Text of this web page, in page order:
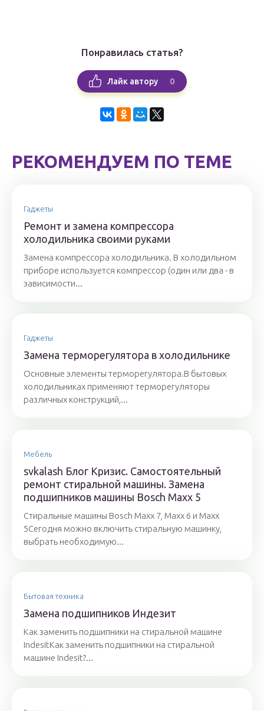
Понравилась статья?
Лайк автору 0
РЕКОМЕНДУЕМ ПО ТЕМЕ
Гаджеты
Ремонт и замена компрессора
холодильника своими руками
Замена компрессора холодильника. В холодильном
приборе используется компрессор (один или два - в
зависимости...
Гаджеты
Замена терморегулятора в холодильнике
Основные элементы терморегулятора.В бытовых
холодильниках применяют терморегуляторы
различных конструкций,...
Мебель
svkalash Блог Кризис. Самостоятельный
ремонт стиральной машины. Замена
подшипников машины Bosch Maxx 5
Cтиральные машины Bosch Maxx 7, Maxx 6 и Maxx
5Сегодня можно включить стиральную машинку,
выбрать необходимую...
Бытовая техника
Замена подшипников Индезит
Как заменить подшипники на стиральной машине
IndesitКак заменить подшипники на стиральной
машине Indesit?...